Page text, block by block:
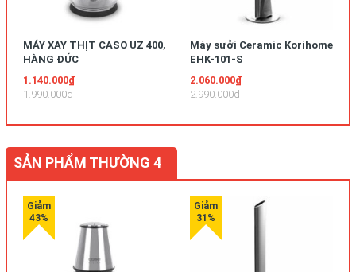
MÁY XAY THỊT CASO UZ 400,
HÀNG ĐỨC
1.140.000₫
1.990.000₫
Máy sưởi Ceramic Korihome
EHK-101-S
2.060.000₫
2.990.000₫
SẢN PHẨM THƯỜNG 4